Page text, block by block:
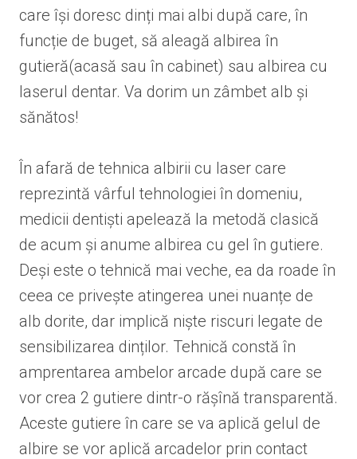
care își doresc dinți mai albi după care, în
funcție de buget, să aleagă albirea în
gutieră(acasă sau în cabinet) sau albirea cu
laserul dentar. Va dorim un zâmbet alb și
sănătos!
În afară de tehnica albirii cu laser care
reprezintă vârful tehnologiei în domeniu,
medicii dentiști apelează la metodă clasică
de acum și anume albirea cu gel în gutiere.
Deși este o tehnică mai veche, ea da roade în
ceea ce privește atingerea unei nuanțe de
alb dorite, dar implică niște riscuri legate de
sensibilizarea dinților. Tehnică constă în
amprentarea ambelor arcade după care se
vor crea 2 gutiere dintr-o rășînă transparentă.
Aceste gutiere în care se va aplică gelul de
albire se vor aplică arcadelor prin contact